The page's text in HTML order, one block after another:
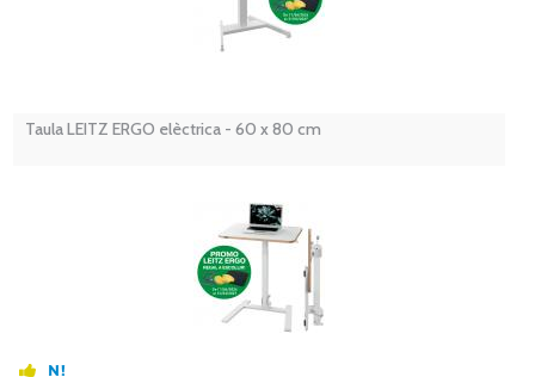
Taula LEITZ ERGO elèctrica - 60 x 80 cm